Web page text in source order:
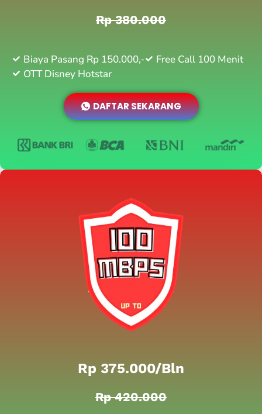
Rp 380.000
Biaya Pasang Rp 150.000,-
Free Call 100 Menit
OTT Disney Hotstar
DAFTAR SEKARANG
Rp 375.000/bln
Rp 420.000